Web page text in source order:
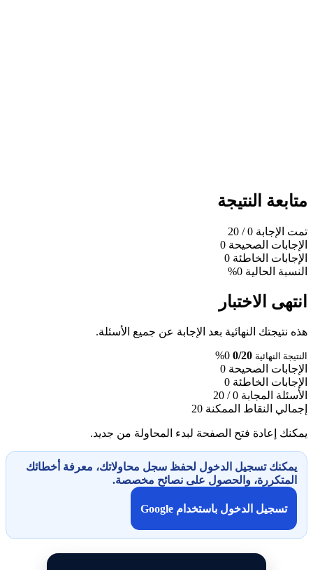
متابعة النتيجة
تمت الإجابة 0
/ 20
الإجابات الصحيحة 0
الإجابات الخاطئة 0
النسبة الحالية 0%
انتهى الاختبار
هذه نتيجتك النهائية بعد الإجابة عن جميع الأسئلة.
النتيجة النهائية 0/20
0%
الإجابات الصحيحة 0
الإجابات الخاطئة 0
الأسئلة المجابة 0 / 20
إجمالي النقاط الممكنة 20
يمكنك إعادة فتح الصفحة لبدء المحاولة من جديد.
يمكنك تسجيل الدخول لحفظ سجل محاولاتك، معرفة أخطائك
المتكررة، والحصول على نصائح مخصصة.
تسجيل الدخول باستخدام Google